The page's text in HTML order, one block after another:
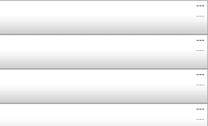
---
---
---
---
---
---
---
---